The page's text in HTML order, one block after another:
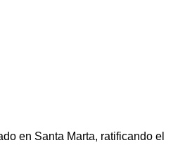
en Santa Marta, ratificando el